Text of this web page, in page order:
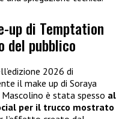
up di Temptation
del pubblico
2026 di
il make up di Soraya
è stata spesso al
per il trucco mostrato